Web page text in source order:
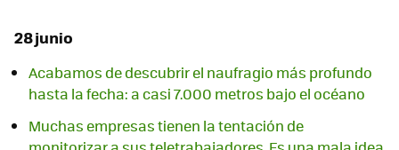
28 junio
Acabamos de descubrir el naufragio más profundo
hasta la fecha: a casi 7.000 metros bajo el océano
Muchas empresas tienen la tentación de